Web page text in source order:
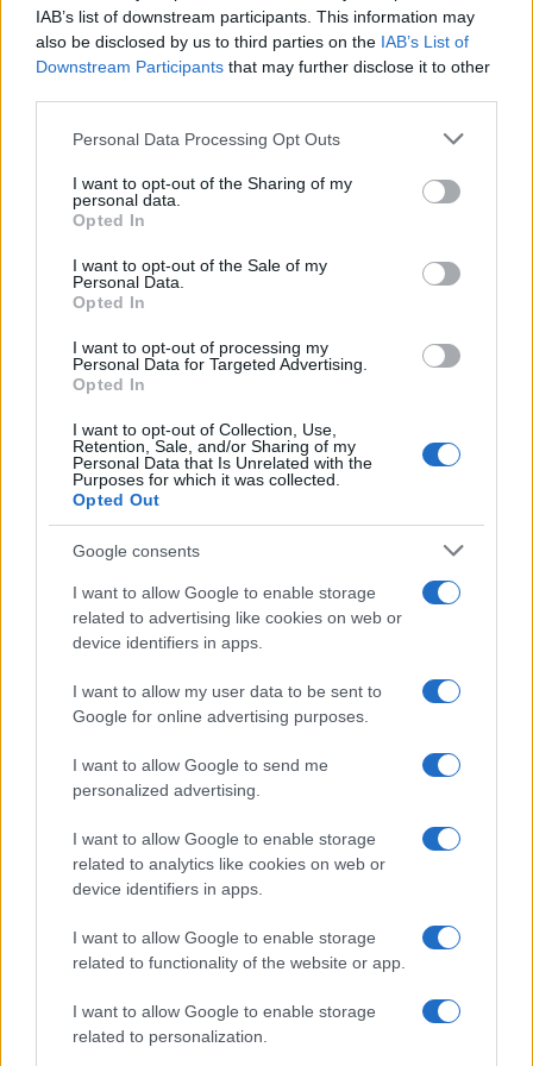
IAB’s list of downstream participants. This information may
also be disclosed by us to third parties on the IAB’s List of
Downstream Participants that may further disclose it to other
Please note that this website/app uses one or more Google
not limited to your visit or usage behaviour. You may click to
grant or deny consent to Google and its third-party tags to
use your data for below specified purposes in below Google
consent section.
Personal Data Processing Opt Outs
I want to opt-out of the Sharing of my
personal data.
Opted In
I want to opt-out of the Sale of my
Personal Data.
Opted In
I want to opt-out of processing my
Personal Data for Targeted Advertising.
Opted In
I want to opt-out of Collection, Use,
Retention, Sale, and/or Sharing of my
Personal Data that Is Unrelated with the
Purposes for which it was collected.
Opted Out
Google consents
I want to allow Google to enable storage
related to advertising like cookies on web or
device identifiers in apps.
I want to allow my user data to be sent to
Google for online advertising purposes.
I want to allow Google to send me
personalized advertising.
I want to allow Google to enable storage
related to analytics like cookies on web or
device identifiers in apps.
I want to allow Google to enable storage
related to functionality of the website or app.
I want to allow Google to enable storage
related to personalization.
válaszcsapásokat tudjon adni, és ebben ne
akadályozzák meg őket” – jelenti ki az EMIH
kommunikációs igazgatója.
Magyarországi Izraelita Hitközség, a rabbi
elmondja: természetesen aktívak mind
imában, mind a gyakorlati segítségben.
„Hívő emberekként tudjuk, hogy
a védelem nem csak a fegyverek
által történik, hanem a Jóisten
segítségével, spirituális módon.
Úgyhogy először is arra ösztönözzük minden
zsidó és nem zsidó honfitársunkat, hogy jó
cselekedetekkel, adományozással szerezzünk
érdemeket a mennyekben, annak érdekében,
hogy itt a Földön is minél hamarabb béke
legyen” – mondja a rabbi, hozzátéve, hogy
Jeruzsálem parkban szerveznek más zsidó
közösségekkel összefogva egy
megemlékezést az izraeli áldozatok emlékére,
valamint közösen fognak imádkozni a
békéért. Erre várnak minden békeszerető
embert.
A rabbi azt is elmondta: az EMIH közösségi
oldalain folyamatos tájékoztatást adnak majd